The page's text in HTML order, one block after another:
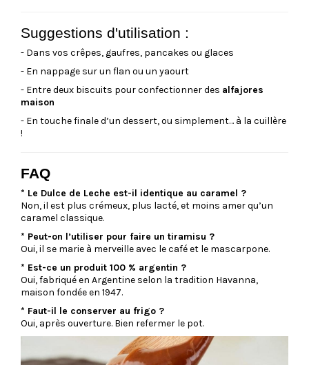
Suggestions d'utilisation :
- Dans vos crêpes, gaufres, pancakes ou glaces
- En nappage sur un flan ou un yaourt
- Entre deux biscuits pour confectionner des alfajores
maison
- En touche finale d’un dessert, ou simplement… à la cuillère
!
FAQ
* Le Dulce de Leche est-il identique au caramel ?
Non, il est plus crémeux, plus lacté, et moins amer qu’un
caramel classique.
* Peut-on l’utiliser pour faire un tiramisu ?
Oui, il se marie à merveille avec le café et le mascarpone.
* Est-ce un produit 100 % argentin ?
Oui, fabriqué en Argentine selon la tradition Havanna,
maison fondée en 1947.
* Faut-il le conserver au frigo ?
Oui, après ouverture. Bien refermer le pot.